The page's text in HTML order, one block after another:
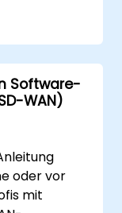
Open
und
es, die
die
hinter
wobei
deren
Zudem
SDN-
behandelt
Software-
WAN)
oder vor
mit